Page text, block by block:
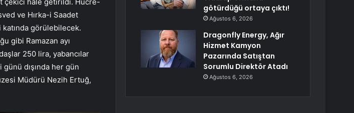
ve Hırka-i Saadet
görülebilecek.
gibi Ramazan ayı
250 lira, yabancılar
dışında her gün
Müdürü Nezih Ertuğ,
götürdüğü ortaya çıktı!
Ağustos 6, 2026
Dragonfly Energy, Ağır
Hizmet Kamyon
Pazarında Satıştan
Sorumlu Direktör Atadı
Ağustos 6, 2026